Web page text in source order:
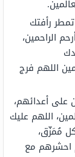
رأفتك
الراحمين،
اللهم فرج
أعدائهم،
اللهم عليك
مُمَزّق،
احشرهم مع